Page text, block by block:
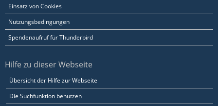
Einsatz von Cookies
Nutzungsbedingungen
Spendenaufruf für Thunderbird
Hilfe zu dieser Webseite
Übersicht der Hilfe zur Webseite
Die Suchfunktion benutzen